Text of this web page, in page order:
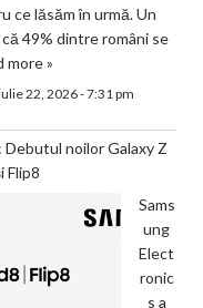
ce lăsăm în urmă. Un
49% dintre români se
more »
22, 2026 - 7:31 pm
Debutul noilor Galaxy Z
Flip8
Sams
ung
Elect
ronic
s a